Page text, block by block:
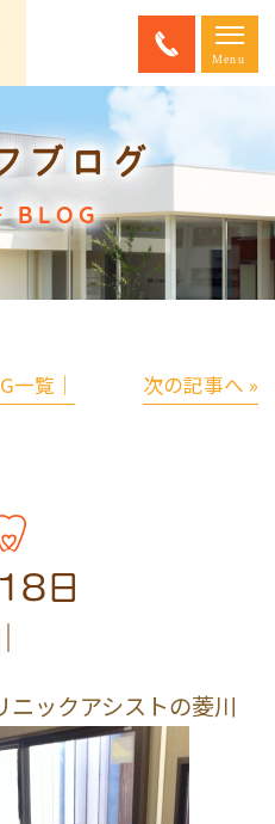
ブログ
BLOG
一覧│ 次の記事へ »
日
ニックアシストの菱川